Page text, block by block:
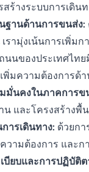
สร้างระบบการเดิ
ฐานด้านการขนส่ง:
รามุ่งเน้นการเพิ่ม
นของประเทศไทย
พิ่มความต้องการด้
นคงในภาคการข
น และโครงสร้าง
ารเดินทาง: ด้วยก
วามต้องการ และ
บียบและการปฏิบัติ